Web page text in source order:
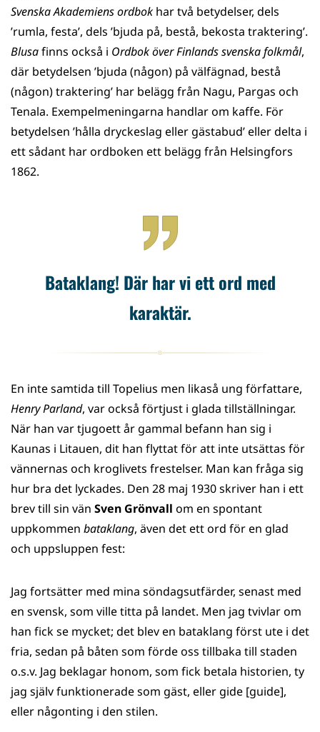
Svenska Akademiens ordbok har två betydelser, dels
’rumla, festa’, dels ’bjuda på, bestå, bekosta traktering’.
Blusafinns också i Ordbok över Finlands svenska folkmål,
där betydelsen ’bjuda (någon) på välfägnad, bestå
(någon) traktering’ har belägg från Nagu, Pargas och
Tenala. Exempelmeningarna handlar om kaffe. För
betydelsen ’hålla dryckeslag eller gästabud’ eller delta i
ett sådant har ordboken ett belägg från Helsingfors
1862.
Bataklang! Där har vi ett ord med
karaktär.
En inte samtida till Topelius men likaså ung författare,
Henry Parland, var också förtjust i glada tillställningar.
När han var tjugoett år gammal befann han sig i
Kaunas i Litauen, dit han flyttat för att inte utsättas för
vännernas och kroglivets frestelser. Man kan fråga sig
hur bra det lyckades. Den 28 maj 1930 skriver han i ett
brev till sin vän Sven Grönvall om en spontant
uppkommen bataklang, även det ett ord för en glad
och uppsluppen fest:
Jag fortsätter med mina söndagsutfärder, senast med
en svensk, som ville titta på landet. Men jag tvivlar om
han fick se mycket; det blev en bataklang först ute i det
fria, sedan på båten som förde oss tillbaka till staden
o.s.v. Jag beklagar honom, som fick betala historien, ty
jag själv funktionerade som gäst, eller gide [guide],
eller någonting i den stilen.